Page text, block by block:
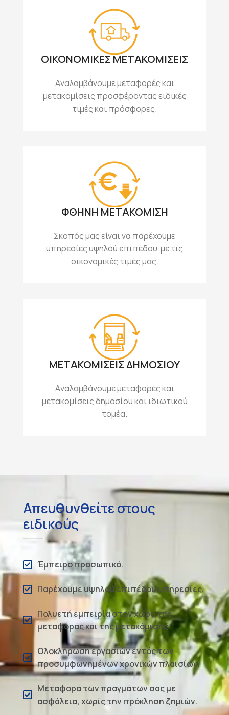
ΟΙΚΟΝΟΜΙΚΕΣ ΜΕΤΑΚΟΜΙΣΕΙΣ
Aναλαμβάνουμε μεταφορές και
μετακομίσεις προσφέροντας ειδικές
τιμές και πρόσφορες.
ΦΘΗΝΗ ΜΕΤΑΚΟΜΙΣΗ
Σκοπός μας είναι να παρέχουμε
υπηρεσίες υψηλού επιπέδου με τις
οικονομικές τιμές μας.
ΜΕΤΑΚΟΜΙΣΕΙΣ ΔΗΜΟΣΙΟΥ
Aναλαμβάνουμε μεταφορές και
μετακομίσεις δημοσίου και ιδιωτικού
τομέα.
Απευθυνθείτε στους
ειδικούς
Έμπειρο προσωπικό.
Παρέχουμε υψηλού επιπέδου υπηρεσίες.
Πολυετή εμπειρία στον χώρο της
μεταφοράς και της μετακόμισης.
Ολοκλήρωση εργασιών εντός των
προσυμφωνημένων χρονικών πλαισίων.
Μεταφορά των πραγμάτων σας με
ασφάλεια, χωρίς την πρόκληση ζημιών.